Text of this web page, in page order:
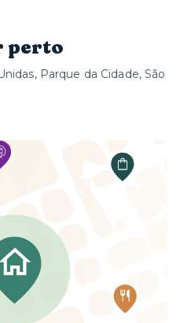
perto
Parque da Cidade, São